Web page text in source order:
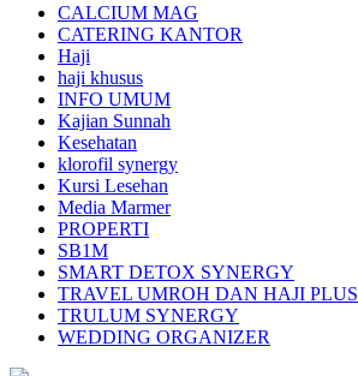
CALCIUM MAG
CATERING KANTOR
Haji
haji khusus
INFO UMUM
Kajian Sunnah
Kesehatan
klorofil synergy
Kursi Lesehan
Media Marmer
PROPERTI
SB1M
SMART DETOX SYNERGY
TRAVEL UMROH DAN HAJI PLUS
TRULUM SYNERGY
WEDDING ORGANIZER